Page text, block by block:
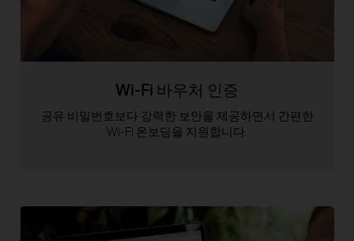
Wi-Fi 바우처 인증
공유 비밀번호보다 강력한 보안을 제공하면서 간편한
Wi-Fi 온보딩을 지원합니다.